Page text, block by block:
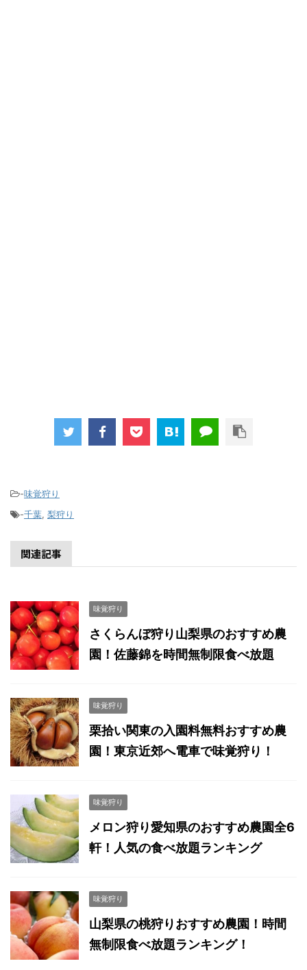
-味覚狩り
-千葉, 梨狩り
関連記事
味覚狩り
さくらんぼ狩り山梨県のおすすめ農
園！佐藤錦を時間無制限食べ放題
味覚狩り
栗拾い関東の入園料無料おすすめ農
園！東京近郊へ電車で味覚狩り！
味覚狩り
メロン狩り愛知県のおすすめ農園全6
軒！人気の食べ放題ランキング
味覚狩り
山梨県の桃狩りおすすめ農園！時間
無制限食べ放題ランキング！